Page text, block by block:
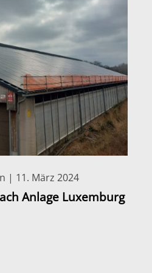
| 11. März 2024
Anlage Luxemburg